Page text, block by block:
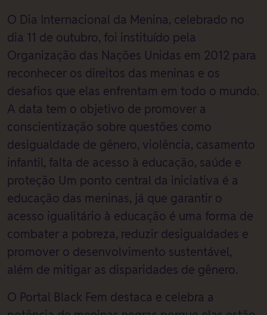
O Dia Internacional da Menina, celebrado no
dia 11 de outubro, foi instituído pela
Organização das Nações Unidas em 2012 para
reconhecer os direitos das meninas e os
desafios que elas enfrentam em todo o mundo.
A data tem o objetivo de promover a
conscientização sobre questões como
desigualdade de gênero, violência, casamento
infantil, falta de acesso à educação, saúde e
proteção Um ponto central da iniciativa é a
educação das meninas, já que garantir o
acesso igualitário à educação é uma forma de
combater a pobreza, reduzir desigualdades e
promover o desenvolvimento sustentável,
além de mitigar as disparidades de gênero.
O Portal Black Fem destaca e celebra a